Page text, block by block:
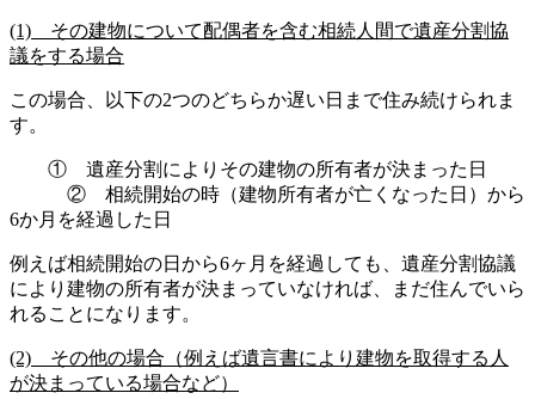
(1) その建物について配偶者を含む相続人間で遺産分割協
議をする場合
この場合、以下の2つのどちらか遅い日まで住み続けられま
す。
① 遺産分割によりその建物の所有者が決まった日
② 相続開始の時（建物所有者が亡くなった日）から
6か月を経過した日
例えば相続開始の日から6ヶ月を経過しても、遺産分割協議
により建物の所有者が決まっていなければ、まだ住んでいら
れることになります。
(2) その他の場合（例えば遺言書により建物を取得する人
が決まっている場合など）